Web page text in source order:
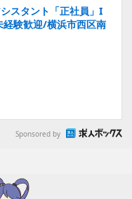
スタント「正社員」I
経験歓迎/横浜市西区南
Sponsored by